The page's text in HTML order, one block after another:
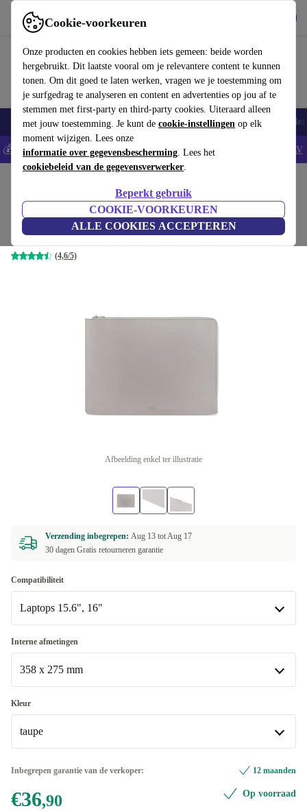
Cookie-voorkeuren
Onze producten en cookies hebben iets gemeen: beide worden
hergebruikt. Dit laatste vooral om je relevantere content te kunnen
tonen. Om dit goed te laten werken, vragen we je toestemming om
je surfgedrag te analyseren en content en advertenties op jou af te
stemmen met first-party en third-party cookies. Uiteraard alleen
met jouw toestemming. Je kunt de cookie-instellingen op elk
moment wijzigen. Lees onze
informatie over gegevensbescherming. Lees het
cookiebeleid van de gegevensverwerker.
Beperkt gebruik
COOKIE-VOORKEUREN
ALLE COOKIES ACCEPTEREN
Gebruik refurbed snel en eenvoudig
Smartphones Laptops Tablets Smartwatches Accessoires
💰Bespaar 5% EXTRA op alle iPhones - Code: IPHONEDEAL - AV
Holdit duurzame laptopsleeve
16" | taupe
(4,6/5)
€36,90
Afbeelding enkel ter illustratie
Verzending inbegrepen: Aug 13 totAug 17
30 dagen Gratis retourneren garantie
Compatibiliteit
Laptops 15.6", 16"
Laptops 15.6", 16"
Beschikbaar in andere configuraties
Laptops 13.6", 14", 14.2"
Interne afmetingen
358 x 275 mm
358 x 275 mm
Beschikbaar in andere configuraties
325 x 227 mm
Kleur
taupe
Inbegrepen garantie van de verkoper: 12 maanden
€36,90 Op voorraad